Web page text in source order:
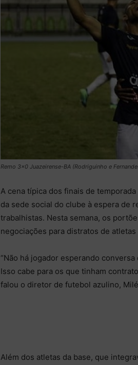
Remo 3x0 Juazeirense-BA (Rodriguinho e
A cena típica dos finais de
da sede social do clube à espera de
trabalhistas. Nesta semana, os
negociações para distratos de atletas
“Não há jogador esperando
Isso cabe para os que tinham
falou o diretor de futebol azulino,
Além dos atletas da base, que